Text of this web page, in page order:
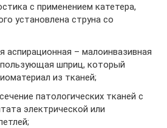
с применением катетера,
установлена струна со
аспирационная – малоинвазивная
шприц, который
из тканей;
патологических тканей с
электрической или